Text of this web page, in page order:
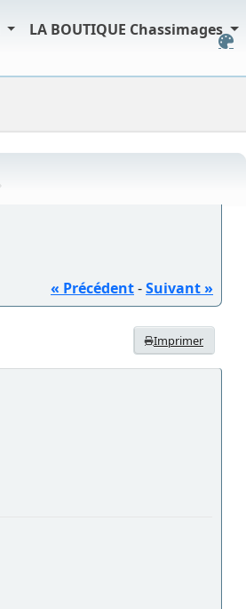
LA BOUTIQUE Chassimages
« Précédent-Suivant »
Imprimer